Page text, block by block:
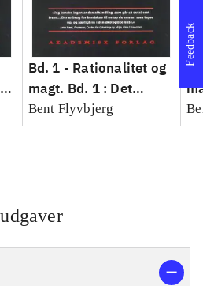
Bd. 1 - Rationalitet og
magt. Bd. 1 : Det
konkretes videnskab
Bent Flyvbjerg
Feedback